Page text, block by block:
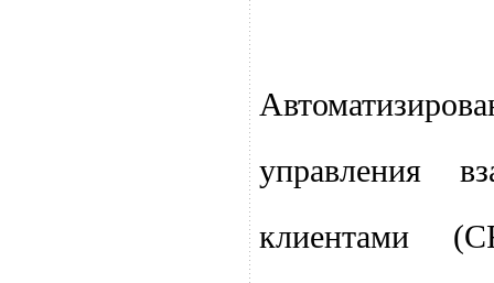
управления
клиентами